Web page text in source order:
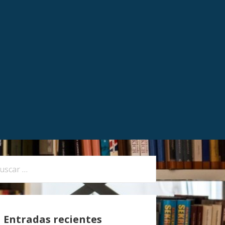
Entradas recientes